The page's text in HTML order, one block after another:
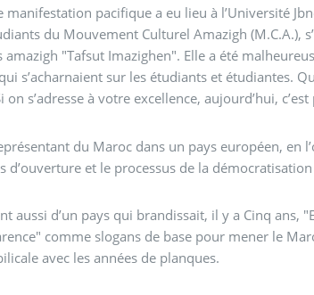
pacifique a eu lieu à l’Université
du Mouvement Culturel Amazigh (M.C.A.),
"Tafsut Imazighen". Elle a été
s’acharnaient sur les étudiants et étudiantes.
s’adresse à votre excellence, aujourd’hui,
du Maroc dans un pays européen, en
d’ouverture et le processus de la
aussi d’un pays qui brandissait, il y a Cinq
comme slogans de base pour mener le
avec les années de planques.